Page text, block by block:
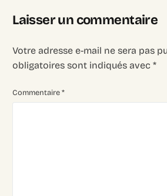
Laisser un commentaire
Votre adresse e-mail ne sera pas
obligatoires sont indiqués avec*
Commentaire*